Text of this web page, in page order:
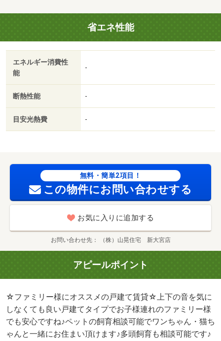
額賃料総額の５０％ 保証会社更新料：１０，０００円／
年）・鍵交換代：あり２２，０００円～・他交通手段：近
鉄難波・奈良線近鉄奈良駅バス９分南方町停歩４分／ＪＲ
関西本線奈良駅バス９分田中町（奈良県）停歩１２分・☆
バイク駐輪スペースあります☆ペットの多頭飼育相談可能
で大切なペットと一緒にお住まい可能です♪追い焚きバス、
実しております♪スーパー・コンビニ近く♪・バイク置場：
有・駐輪場：有/安心サポート 16500円
省エネ性能
エネルギー消費性
能
-
断熱性能 -
目安光熱費 -
無料・簡単2項目！
この物件にお問い合わせする
お気に入りに追加する
お問い合わせ先 （株）山晃住宅 新大宮店
アピールポイント
☆ファミリー様にオススメの戸建て賃貸☆上下の音を気に
しなくても良い戸建てタイプでお子様連れのファミリー様
でも安心ですね♪ペットの飼育相談可能でワンちゃん・猫ち
ゃんと一緒にお住まい頂けます♪多頭飼育も相談可能です♪